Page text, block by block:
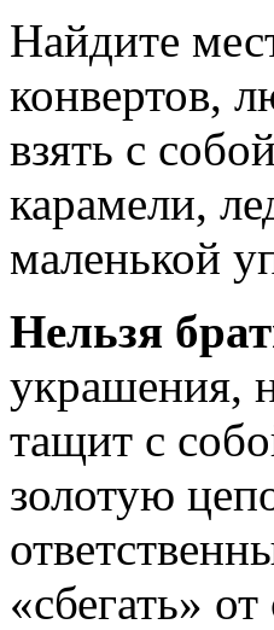
Найдите
конвертов,
взять с
карамели,
маленькой
Нельзя
украшения,
тащит с
золотую
«сбегать»